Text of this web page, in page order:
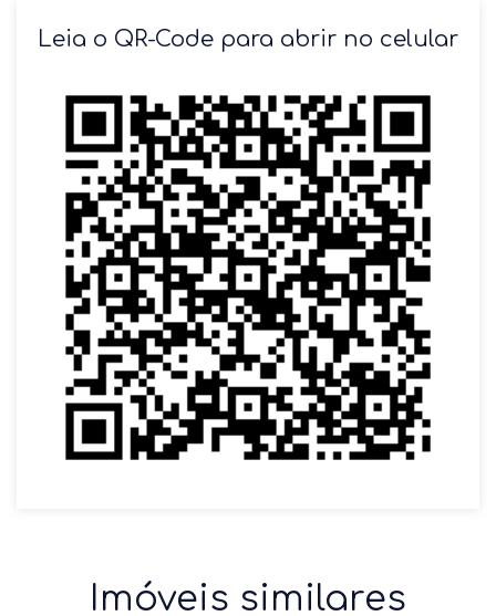
Leia o QR-Code para abrir no celular
Imóveis similares